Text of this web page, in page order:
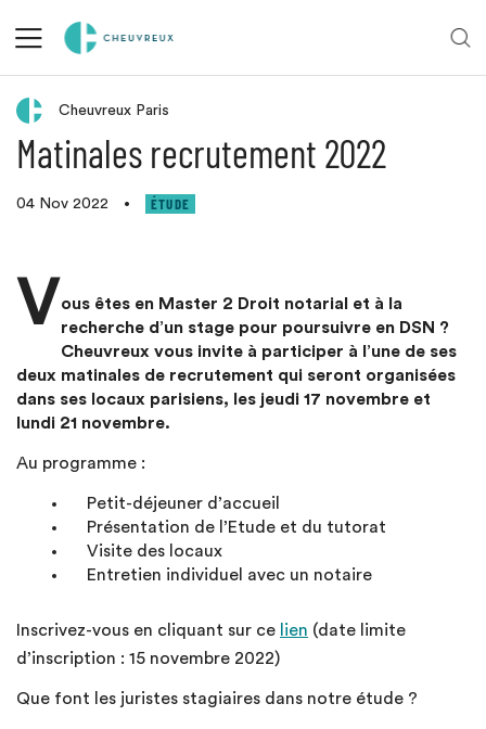
Retour aux actualités
Cheuvreux Paris
Matinales recrutement 2022
04 Nov 2022 • ÉTUDE
Vous êtes en Master 2 Droit notarial et à la
recherche d’un stage pour poursuivre en DSN ?
Cheuvreux vous invite à participer à l’une de ses
deux matinales de recrutement qui seront organisées
dans ses locaux parisiens, les jeudi 17 novembre et
lundi 21 novembre.
Au programme :
Petit-déjeuner d’accueil
Présentation de l’Etude et du tutorat
Visite des locaux
Entretien individuel avec un notaire
Inscrivez-vous en cliquant sur ce lien (date limite
d’inscription : 15 novembre 2022)
Que font les juristes stagiaires dans notre étude ?